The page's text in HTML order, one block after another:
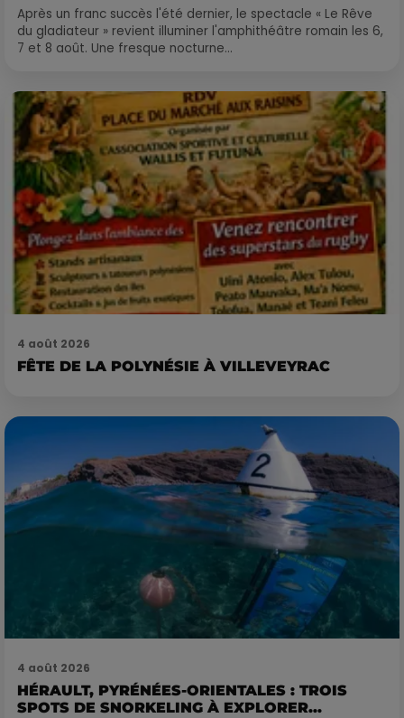
Après un franc succès l'été dernier, le spectacle « Le Rêve
du gladiateur » revient illuminer l'amphithéâtre romain les 6,
7 et 8 août. Une fresque nocturne...
4 août 2026
FÊTE DE LA POLYNÉSIE À VILLEVEYRAC
4 août 2026
HÉRAULT, PYRÉNÉES-ORIENTALES : TROIS
SPOTS DE SNORKELING À EXPLORER...